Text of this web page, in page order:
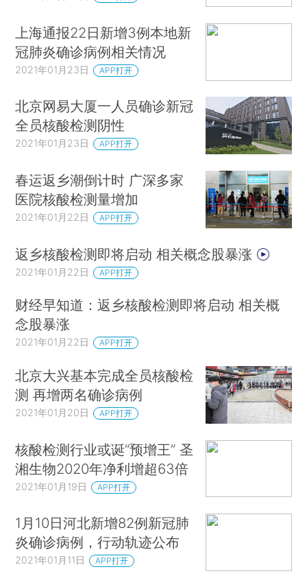
上海通报22日新增3例本地新
冠肺炎确诊病例相关情况
2021年01月23日 APP打开
北京网易大厦一人员确诊新冠
全员核酸检测阴性
2021年01月23日 APP打开
春运返乡潮倒计时 广深多家
医院核酸检测量增加
2021年01月22日 APP打开
返乡核酸检测即将启动 相关概念股暴涨
2021年01月22日 APP打开
财经早知道：返乡核酸检测即将启动 相关概
念股暴涨
2021年01月22日 APP打开
北京大兴基本完成全员核酸检
测 再增两名确诊病例
2021年01月20日 APP打开
核酸检测行业或诞“预增王” 圣
湘生物2020年净利增超63倍
2021年01月19日 APP打开
1月10日河北新增82例新冠肺
炎确诊病例，行动轨迹公布
2021年01月11日 APP打开